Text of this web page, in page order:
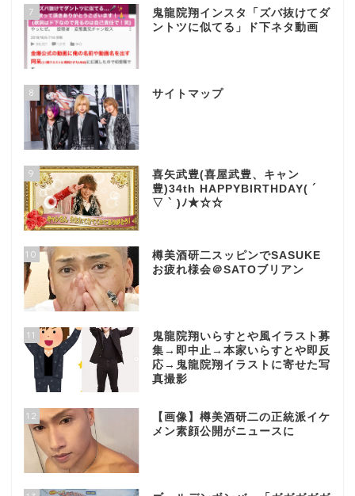
7
鬼龍院翔インスタ「ズバ抜けてダ
ントツに似てる」ド下ネタ動画
8 サイトマップ
9
喜矢武豊(喜屋武豊、キャン
豊)34th HAPPYBIRTHDAY( ´
▽ ` )ﾉ★☆☆
10
樽美酒研二スッピンでSASUKE
お疲れ様会＠SATOブリアン
11
鬼龍院翔いらすとや風イラスト募
集→即中止→本家いらすとや即反
応→鬼龍院翔イラストに寄せた写
真撮影
12
【画像】樽美酒研二の正統派イケ
メン素顔公開がニュースに